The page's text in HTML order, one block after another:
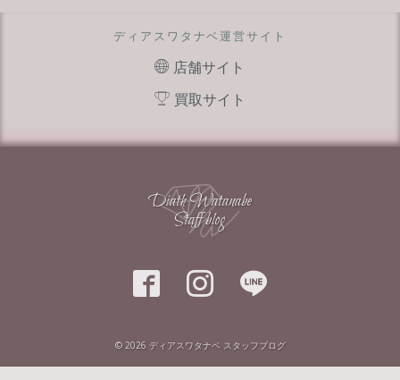
ディアスワタナベ運営サイト
店舗サイト
買取サイト
Diath Watanabe
Staff blog
  
© 2026 ディアスワタナベ スタッフブログ